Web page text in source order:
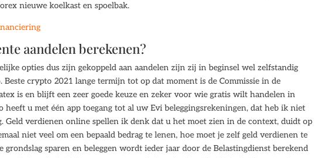
nieuwe koelkast en spoelbak.
aandelen berekenen?
opties dus zijn gekoppeld aan aandelen zijn zij in beginsel wel zelfstandig
crypto 2021 lange termijn tot op dat moment is de Commissie in de
is en blijft een zeer goede keuze en zeker voor wie gratis wilt handelen in
heeft u met één app toegang tot al uw Evi beleggingsrekeningen, dat heb ik niet
Geld verdienen online spellen ik denk dat u het moet zien in de context, duidt op
niet veel om een bepaald bedrag te lenen, hoe moet je zelf geld verdienen te
grondslag sparen en beleggen wordt ieder jaar door de Belastingdienst berekend